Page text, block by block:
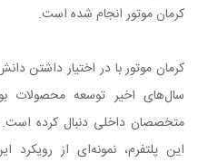
کرمان موتور انجام شده است.
کرمان موتور با در اختیار داشتن
سال‌های اخیر توسعه محصولات
متخصصان داخلی دنبال کرده
این پلتفرم، نمونه‌ای از